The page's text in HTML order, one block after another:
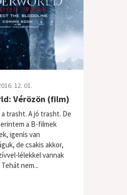
12. 01.
Vérözön (film)
trasht. A jó trasht. De
a B-filmek
igenis van
de csakis akkor,
lélekkel vannak
nem...